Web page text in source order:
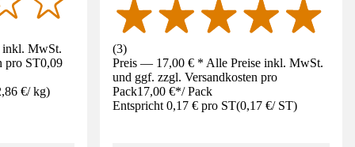
MwSt.
pro ST0,09
€/ kg)
(3)
Preis — 17,00 € * Alle Preise inkl. MwSt.
und ggf. zzgl. Versandkosten pro
Pack17,00 €*/ Pack
Entspricht 0,17 € pro ST(0,17 €/ ST)